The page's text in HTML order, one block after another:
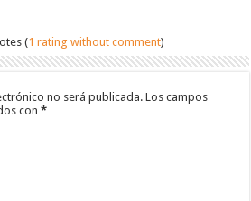
(1 rating without comment)
no será publicada. Los campos
con*